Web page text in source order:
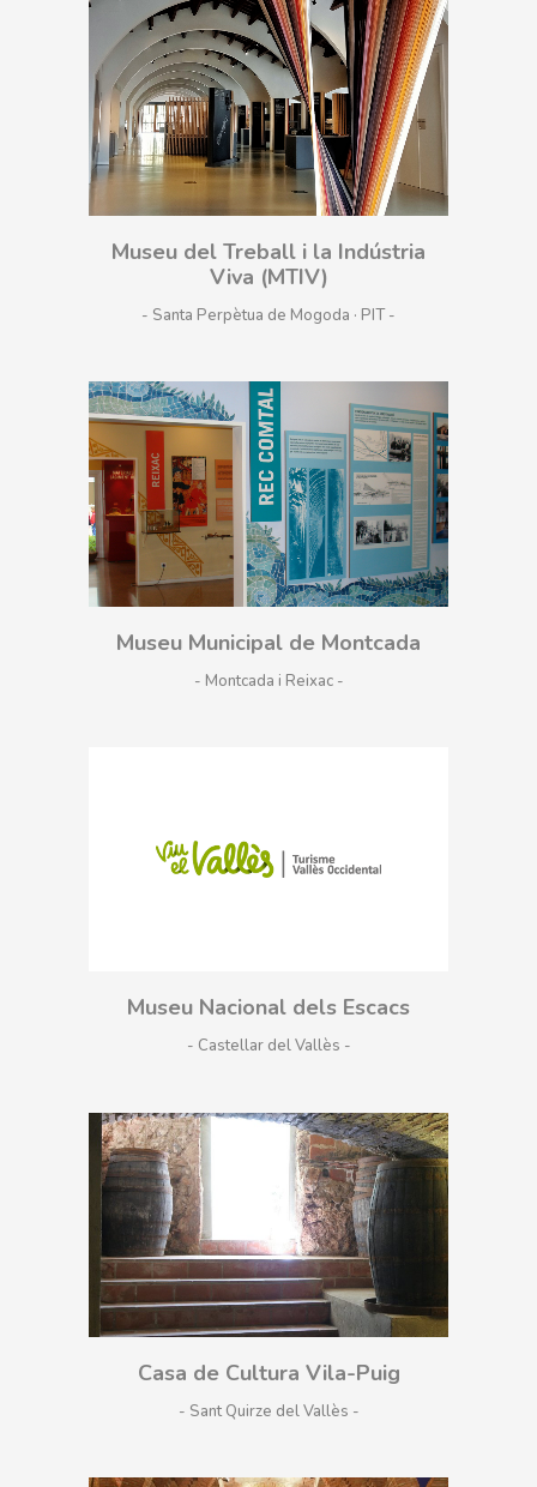
Museu del Treball i la Indústria
Viva (MTIV)
- Santa Perpètua de Mogoda · PIT
Museu Municipal de Montcada
- Montcada i Reixac
Museu Nacional dels Escacs
- Castellar del Vallès
Casa de Cultura Vila-Puig
- Sant Quirze del Vallès